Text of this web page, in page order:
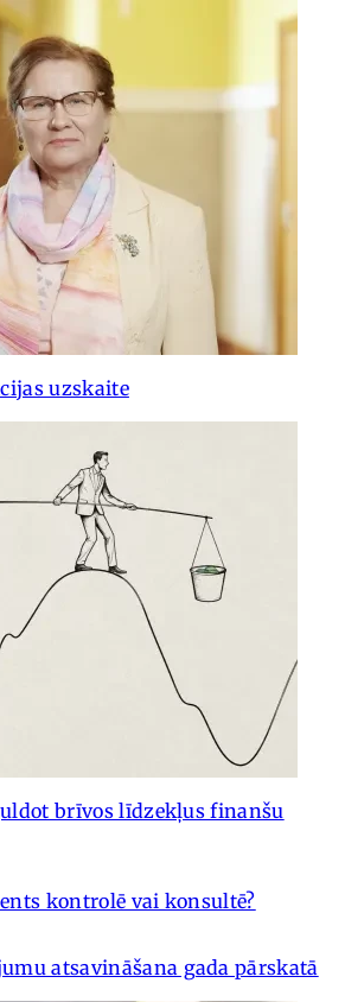
uzskaite
brīvos līdzekļus finanšu
kontrolē vai konsultē?
atsavināšana gada pārskatā